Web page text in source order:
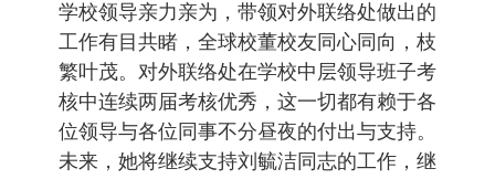
学校领导亲力亲为，带领对外联络处做出的
工作有目共睹，全球校董校友同心同向，枝
繁叶茂。对外联络处在学校中层领导班子考
核中连续两届考核优秀，这一切都有赖于各
位领导与各位同事不分昼夜的付出与支持。
未来，她将继续支持刘毓洁同志的工作，继